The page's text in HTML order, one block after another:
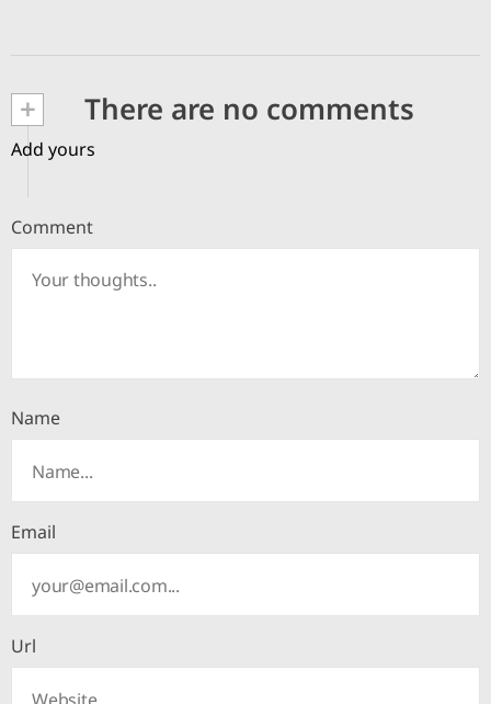
+ There are no comments
Add yours
Comment
Name
Email
Url